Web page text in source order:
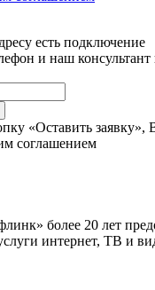
есть подключение
и наш
«Оставить заявку»,
соглашением
более 20 лет
интернет, ТВ и